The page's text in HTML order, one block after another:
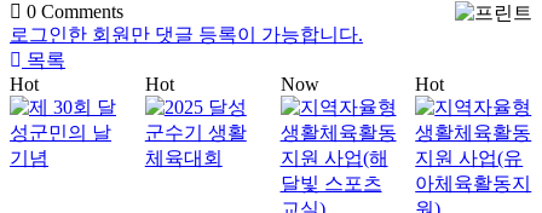
0 Comments
로그인한 회원만 댓글 등록이 가능합니다.
목록
Hot
Hot Now Hot